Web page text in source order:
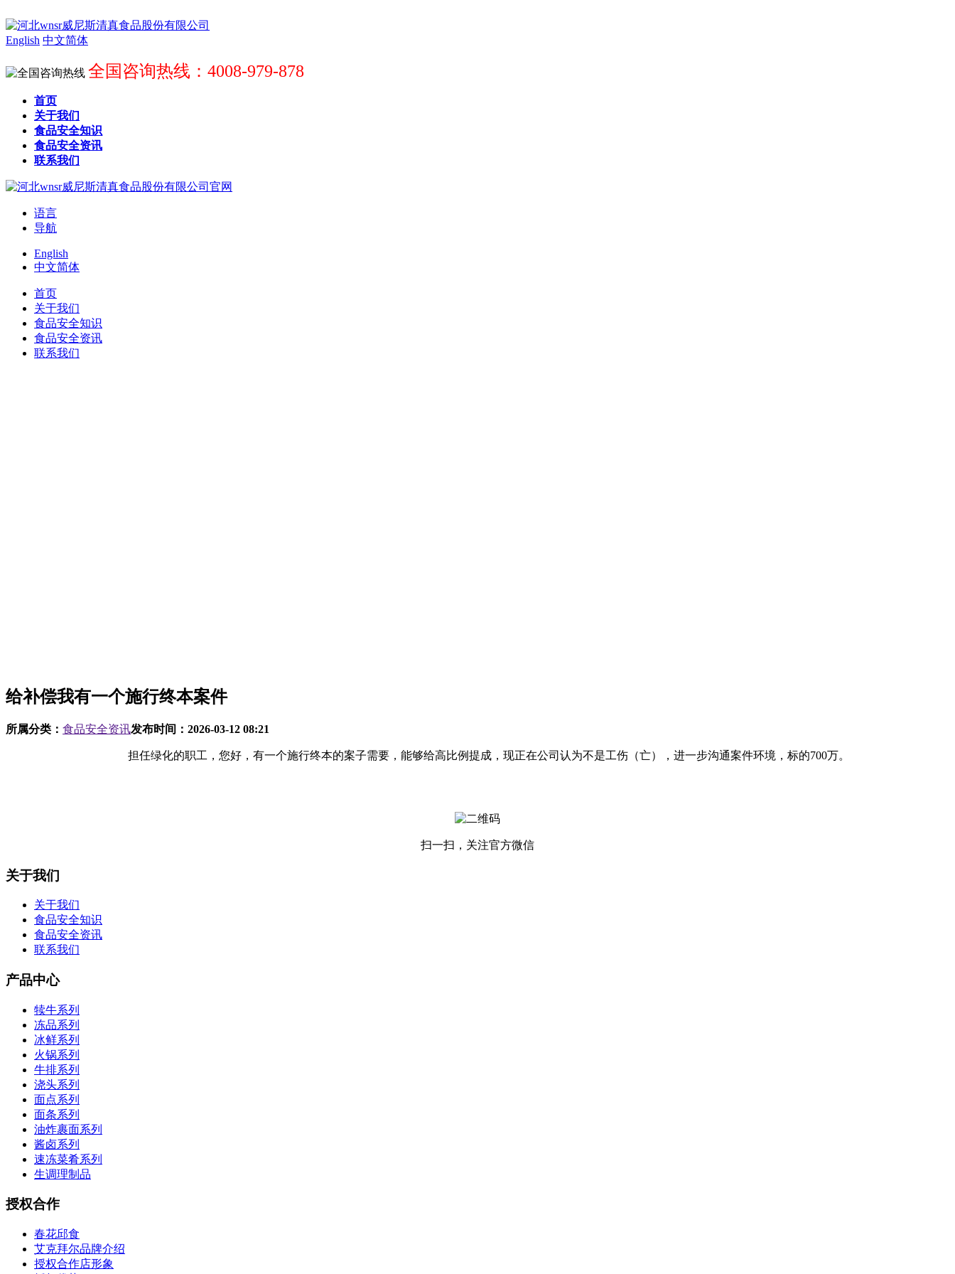
English 中文简体
全国咨询热线：4008-979-878
首页
关于我们
食品安全知识
食品安全资讯
联系我们
语言
导航
English
中文简体
首页
关于我们
食品安全知识
食品安全资讯
联系我们
给补偿我有一个施行终本案件
所属分类： 食品安全资讯发布时间： 2026-03-12 08:21
担任绿化的职工，您好，有一个施行终本的案子需要，能够给高比例提成，现正在公司认为不是工伤（亡），进一步沟通案件环境，标的700万。
扫一扫，关注官方微信
关于我们
关于我们
食品安全知识
食品安全资讯
联系我们
产品中心
犊牛系列
冻品系列
冰鲜系列
火锅系列
牛排系列
浇头系列
面点系列
面条系列
油炸裹面系列
酱卤系列
速冻菜肴系列
生调理制品
授权合作
春花邱食
艾克拜尔品牌介绍
授权合作店形象